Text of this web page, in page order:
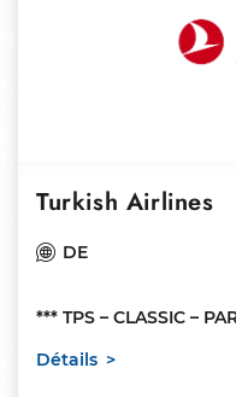
Turkish Airlines
DE
*** TPS – CLASSIC –
Détails